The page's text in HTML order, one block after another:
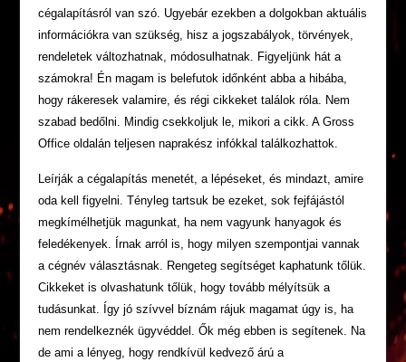
cégalapításról van szó. Ugyebár ezekben a dolgokban aktuális
információkra van szükség, hisz a jogszabályok, törvények,
rendeletek változhatnak, módosulhatnak. Figyeljünk hát a
számokra! Én magam is belefutok időnként abba a hibába,
hogy rákeresek valamire, és régi cikkeket találok róla. Nem
szabad bedőlni. Mindig csekkoljuk le, mikori a cikk. A Gross
Office oldalán teljesen naprakész infókkal találkozhattok.
Leírják a cégalapítás menetét, a lépéseket, és mindazt, amire
oda kell figyelni. Tényleg tartsuk be ezeket, sok fejfájástól
megkímélhetjük magunkat, ha nem vagyunk hanyagok és
feledékenyek. Írnak arról is, hogy milyen szempontjai vannak
a cégnév választásnak. Rengeteg segítséget kaphatunk tőlük.
Cikkeket is olvashatunk tőlük, hogy tovább mélyítsük a
tudásunkat. Így jó szívvel bíznám rájuk magamat úgy is, ha
nem rendelkeznék ügyvéddel. Ők még ebben is segítenek. Na
de ami a lényeg, hogy rendkívül kedvező árú a